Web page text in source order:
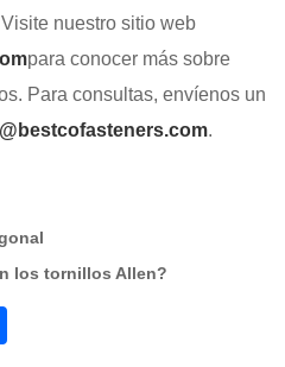
nuestro sitio web
para conocer más sobre
Para consultas, envíenos un
.
los tornillos Allen?